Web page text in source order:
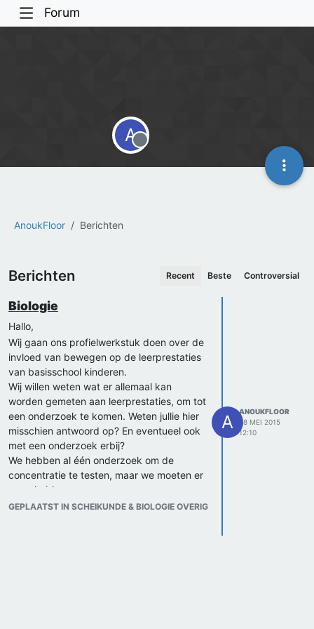
Forum
AnoukFloor Berichten
A
Offline
Berichten Recent Beste Controversial
Biologie
Hallo,
Wij gaan ons profielwerkstuk doen over de
invloed van bewegen op de leerprestaties
van basisschool kinderen.
Wij willen weten wat er allemaal kan
worden gemeten aan leerprestaties, om tot
een onderzoek te komen. Weten jullie hier
misschien antwoord op? En eventueel ook
met een onderzoek erbij?
We hebben al één onderzoek om de
concentratie te testen, maar we moeten er
meer hebben.
Alvast bedankt!
GEPLAATST IN SCHEIKUNDE & BIOLOGIE OVERIG
A
ANOUKFLOOR
28 MEI 2015
12:10